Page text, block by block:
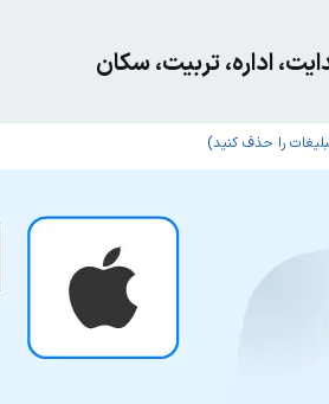
اداره، تربیت، سکان
را حذف کنید)